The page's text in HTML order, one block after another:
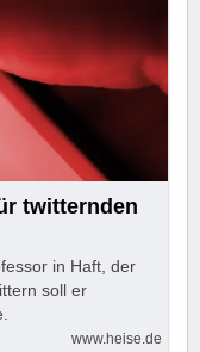
twitternden
in Haft, der
soll er
www.heise.de